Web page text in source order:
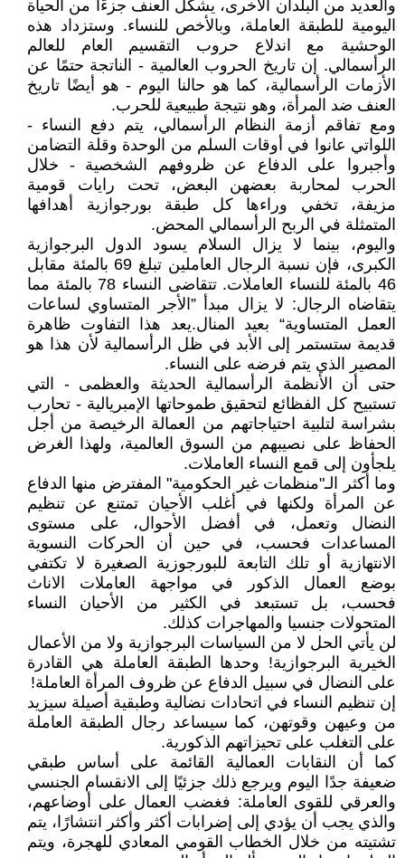
والعديد من البلدان الأخرى، يشكل العنف جزءًا من الحياة
اليومية للطبقة العاملة، وبالأخص للنساء. وستزداد هذه
الوحشية مع اندلاع حروب التقسيم العام للعالم
الرأسمالي. إن تاريخ الحروب العالمية - الناتجة حتمًا عن
الأزمات الرأسمالية، كما هو حالنا اليوم - هو أيضًا تاريخ
العنف ضد المرأة، وهو نتيجة طبيعية للحرب.
ومع تفاقم أزمة النظام الرأسمالي، يتم دفع النساء -
اللواتي عانوا في أوقات السلم من الوحدة وقلة التضامن
وأجبروا على الدفاع عن ظروفهم الشخصية - خلال
الحرب لمحاربة بعضهن البعض، تحت رايات قومية
مزيفة، تخفي وراءها كل طبقة بورجوازية أهدافها
المتمثلة في الربح الرأسمالي المحض.
واليوم، بينما لا يزال السلام يسود الدول البرجوازية
الكبرى، فإن نسبة الرجال العاملين تبلغ 69 بالمئة مقابل
46 بالمئة للنساء العاملات. تتقاضى النساء 78 بالمئة مما
يتقاضاه الرجال: لا يزال مبدأ ”الأجر المتساوي لساعات
العمل المتساوية“ بعيد المنال.يعد هذا التفاوت ظاهرة
قديمة ستستمر إلى الأبد في ظل الرأسمالية لأن هذا هو
المصير الذي يتم فرضه على النساء.
حتى أن الأنظمة الرأسمالية الحديثة والعظمى - التي
تستبيح كل الفظائع لتحقيق طموحاتها الإمبريالية - تحارب
بشراسة لتلبية احتياجاتهم من العمالة الرخيصة من أجل
الحفاظ على نصيبهم من السوق العالمية، ولهذا الغرض
يلجأون إلى قمع النساء العاملات.
وما أكثر الـ"منظمات غير الحكومية" المفترض منها الدفاع
عن المرأة ولكنها في أغلب الأحيان تمتنع عن تنظيم
النضال وتعمل، في أفضل الأحوال، على مستوى
المساعدات فحسب، في حين أن الحركات النسوية
الانتهازية أو تلك التابعة للبورجوزية الصغيرة لا تكتفي
بوضع العمال الذكور في مواجهة العاملات الاناث
فحسب، بل تستبعد في الكثير من الأحيان النساء
المتحولات جنسيا والمهاجرات كذلك.
لن يأتي الحل لا من السياسات البرجوازية ولا من الأعمال
الخيرية البرجوازية! وحدها الطبقة العاملة هي القادرة
على النضال في سبيل الدفاع عن ظروف المرأة العاملة!
إن تنظيم النساء في اتحادات نضالية وطبقية أصيلة سيزيد
من وعيهن وقوتهن، كما سيساعد رجال الطبقة العاملة
على التغلب على تحيزاتهم الذكورية.
كما أن النقابات العمالية القائمة على أساس طبقي
ضعيفة جدًا اليوم ويرجع ذلك جزئيًا إلى الانقسام الجنسي
والعرقي للقوى العاملة: فغضب العمال على أوضاعهم،
والذي يجب أن يؤدي إلى إضرابات أكثر وأكثر انتشارًا، يتم
تشتيته من خلال الخطاب القومي المعادي للهجرة، ويتم